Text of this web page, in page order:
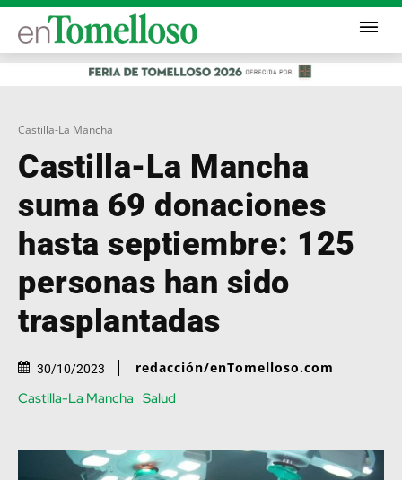
Castilla-La Mancha
Castilla-La Mancha
suma 69 donaciones
hasta septiembre: 125
personas han sido
trasplantadas
30/10/2023 redacción/enTomelloso.com
Castilla-La Mancha Salud